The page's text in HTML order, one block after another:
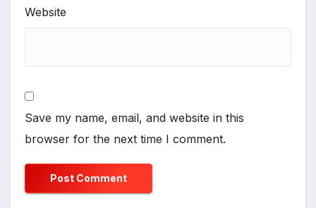
Website
Save my name, email, and website in this
browser for the next time I comment.